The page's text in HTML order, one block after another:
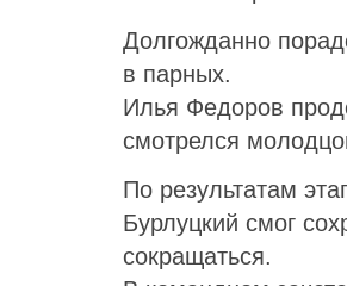
Долгожданно
в парных.
Илья Федоров
смотрелся
По результатам
Бурлуцкий смог
сокращаться.